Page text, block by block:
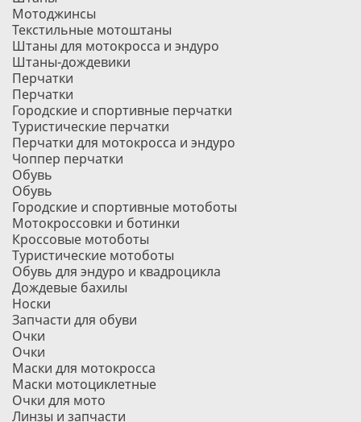
Мотоджинсы
Текстильные мотоштаны
Штаны для мотокросса и эндуро
Штаны-дождевики
Перчатки
Перчатки
Городские и спортивные перчатки
Туристические перчатки
Перчатки для мотокросса и эндуро
Чоппер перчатки
Обувь
Обувь
Городские и спортивные мотоботы
Мотокроссовки и ботинки
Кроссовые мотоботы
Туристические мотоботы
Обувь для эндуро и квадроцикла
Дождевые бахилы
Носки
Запчасти для обуви
Очки
Очки
Маски для мотокросса
Маски мотоциклетные
Очки для мото
Линзы и запчасти